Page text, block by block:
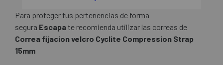
Para proteger tus pertenencias de forma
segura Escapate recomienda utilizar las correas de
Correa fijacion velcro Cyclite Compression Strap
15mm